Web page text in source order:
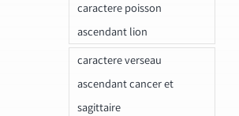
caractere poisson
ascendant lion
caractere verseau
ascendant cancer et
sagittaire